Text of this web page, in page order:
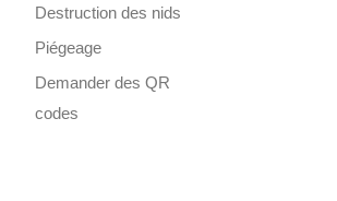
Destruction des nids
Piégeage
Demander des QR
codes